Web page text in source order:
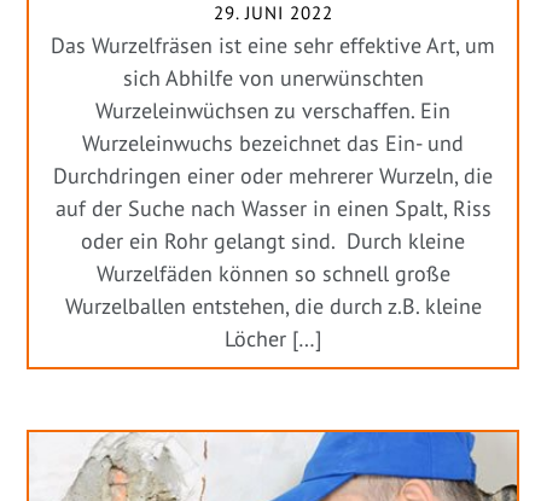
29. JUNI 2022
Das Wurzelfräsen ist eine sehr effektive Art, um
sich Abhilfe von unerwünschten
Wurzeleinwüchsen zu verschaffen. Ein
Wurzeleinwuchs bezeichnet das Ein- und
Durchdringen einer oder mehrerer Wurzeln, die
auf der Suche nach Wasser in einen Spalt, Riss
oder ein Rohr gelangt sind. Durch kleine
Wurzelfäden können so schnell große
Wurzelballen entstehen, die durch z.B. kleine
Löcher […]